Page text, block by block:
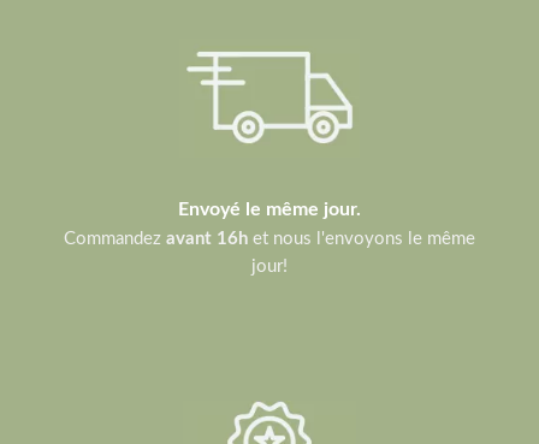
Envoyé le même jour.
Commandez avant 16h et nous l'envoyons le même
jour!